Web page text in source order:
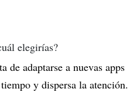
elegirías?
de adaptarse a nuevas apps
y dispersa la atención.